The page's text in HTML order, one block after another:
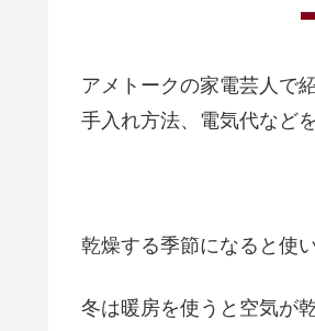
アメトークの家電芸人で
手入れ方法、電気代など
乾燥する季節になると使
冬は暖房を使うと空気が